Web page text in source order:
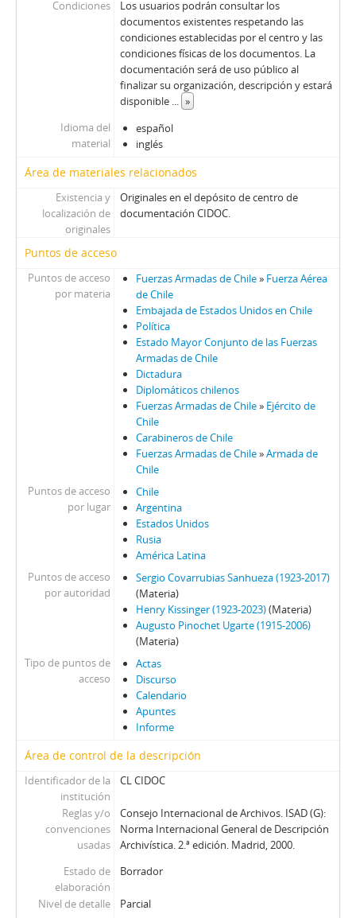
Condiciones
Los usuarios podrán consultar los
documentos existentes respetando las
condiciones establecidas por el centro y las
condiciones físicas de los documentos. La
documentación será de uso público al
finalizar su organización, descripción y estará
disponible ... »
Idioma del
material
español
inglés
Área de materiales relacionados
Existencia y
localización de
originales
Originales en el depósito de centro de
documentación CIDOC.
Puntos de acceso
Puntos de acceso
por materia
Fuerzas Armadas de Chile» Fuerza Aérea
de Chile
Embajada de Estados Unidos en Chile
Política
Estado Mayor Conjunto de las Fuerzas
Armadas de Chile
Dictadura
Diplomáticos chilenos
Fuerzas Armadas de Chile» Ejército de
Chile
Carabineros de Chile
Fuerzas Armadas de Chile»Armada de
Chile
Puntos de acceso
por lugar
Chile
Argentina
Estados Unidos
Rusia
América Latina
Puntos de acceso
por autoridad
Sergio Covarrubias Sanhueza (1923-2017)
(Materia)
Henry Kissinger (1923-2023)(Materia)
Augusto Pinochet Ugarte (1915-2006)
(Materia)
Tipo de puntos de
acceso
Actas
Discurso
Calendario
Apuntes
Informe
Área de control de la descripción
Identificador de la
institución
CL CIDOC
Reglas y/o
convenciones
usadas
Consejo Internacional de Archivos. ISAD (G):
Norma Internacional General de Descripción
Archivística. 2.ª edición. Madrid, 2000.
Estado de
elaboración
Borrador
Nivel de detalle Parcial